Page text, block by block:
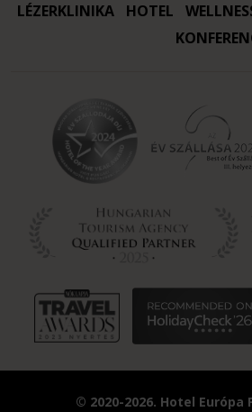
LÉZERKLINIKA HOTEL
© 2020-2026. Hotel